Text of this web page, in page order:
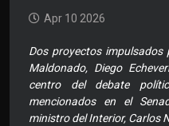
Apr 10 2026
Dos proyectos
Maldonado, Diego
centro del debate
mencionados en el
ministro del Interior, Carlos